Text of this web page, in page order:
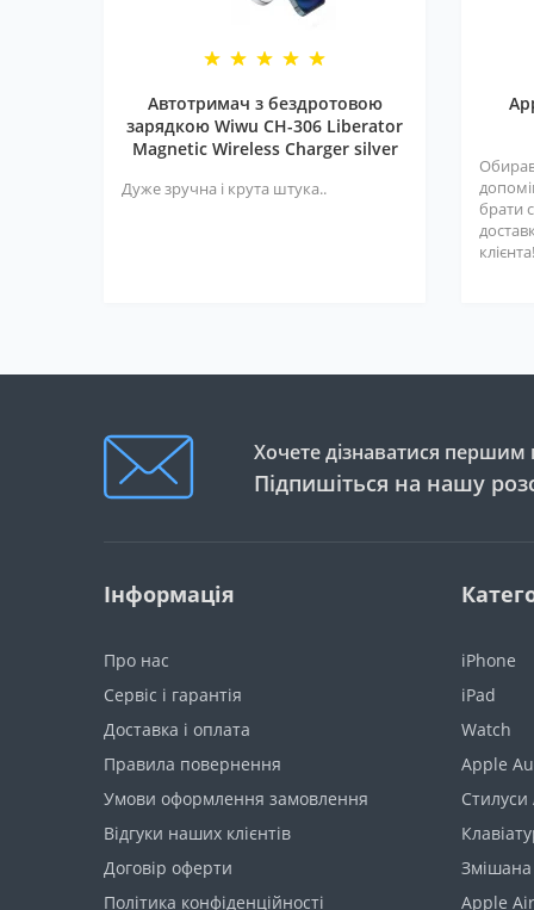
Автотримач з бездротовою
зарядкою Wiwu CH-306 Liberator
Magnetic Wireless Charger silver
Дуже зручна і крута штука..
брати
Хочете дізнаватися першим
Підпишіться на нашу
Інформація
Про нас
Сервіс і гарантія
Доставка і оплата
Правила повернення
Умови оформлення замовлення
Відгуки наших клієнтів
Договір оферти
Політика конфіденційності
iPhone
iPad
Watch
Apple
Змішана
Apple